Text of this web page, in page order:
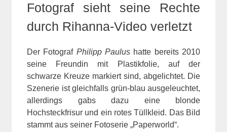
Fotograf sieht seine Rechte
durch Rihanna-Video verletzt
Der Fotograf Philipp Paulus hatte bereits 2010
seine Freundin mit Plastikfolie, auf der
schwarze Kreuze markiert sind, abgelichtet. Die
Szenerie ist gleichfalls grün-blau ausgeleuchtet,
allerdings gabs dazu eine blonde
Hochsteckfrisur und ein rotes Tüllkleid. Das Bild
stammt aus seiner Fotoserie „Paperworld“.